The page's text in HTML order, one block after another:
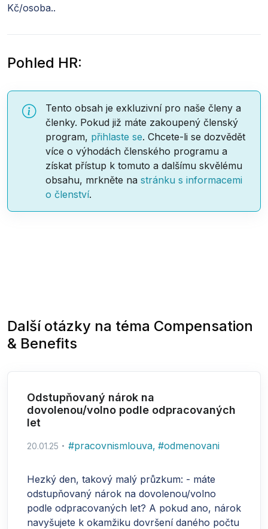
Kč/osoba..
Pohled HR:
Tento obsah je exkluzivní pro naše členy a
členky. Pokud již máte zakoupený členský
program, přihlaste se. Chcete-li se dozvědět
více o výhodách členského programu a
získat přístup k tomuto a dalšímu skvělému
obsahu, mrkněte na stránku s informacemi
o členství.
Další otázky na téma Compensation
& Benefits
Odstupňovaný nárok na
dovolenou/volno podle odpracovaných
let
20.01.25 #pracovnismlouva, #odmenovani
Hezký den, takový malý průzkum: - máte
odstupňovaný nárok na dovolenou/volno
podle odpracovaných let? A pokud ano, nárok
navyšujete k okamžiku dovršení daného počtu